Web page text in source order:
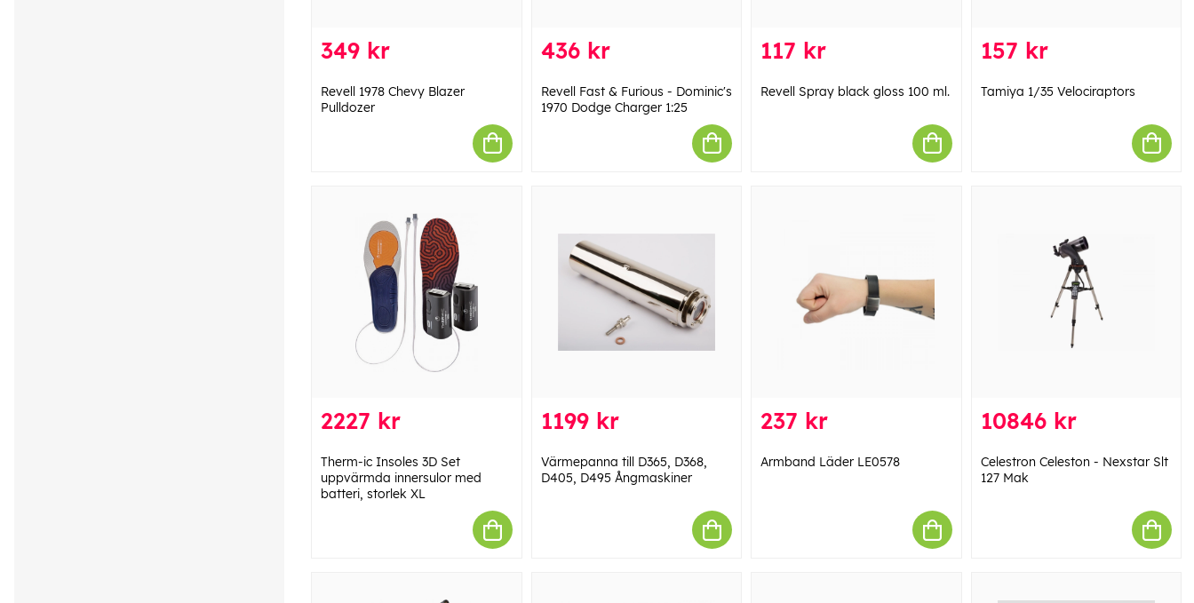
349 kr
Revell 1978 Chevy Blazer
Pulldozer
436 kr
Revell Fast & Furious - Dominic's
1970 Dodge Charger 1:25
117 kr
Revell Spray black gloss 100 ml.
157 kr
Tamiya 1/35 Velociraptors
2227 kr
Therm-ic Insoles 3D Set
uppvärmda innersulor med
batteri, storlek XL
1199 kr
Värmepanna till D365, D368,
D405, D495 Ångmaskiner
237 kr
Armband Läder LE0578
10846 kr
Celestron Celeston - Nexstar Slt
127 Mak